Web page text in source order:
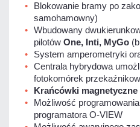
Blokowanie bramy po
samohamowny)
Wbudowany
pilotów One, Inti, MyGo
System amperometryki
Centrala hybrydowa
fotokomórek
Krańcówki magnetyczne
Możliwość
programatora O-VIEW